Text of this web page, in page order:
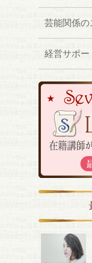
芸能関係の
経営サポー